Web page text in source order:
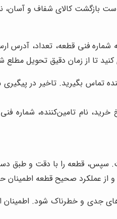
بازگشت کالای شفاف و آسان،
فنی قطعه، تعداد، آدرس
تا از زمان دقیق تحویل مطلع
تماس بگیرید. تاخیر در
خرید، نام تامین‌کننده، شماره
قطعه را با دقت و طبق
عملکرد صحیح قطعه اطمینان
و خطرناک شود. اطمینان